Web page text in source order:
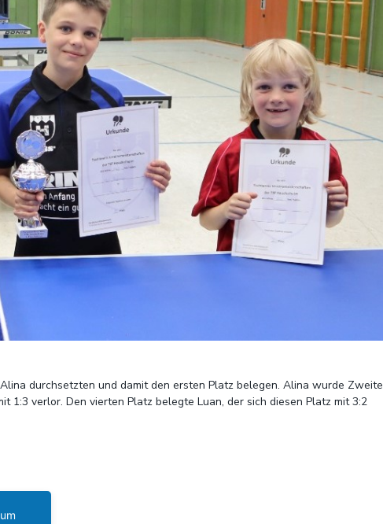
durchsetzten und damit den ersten Platz belegen. Alina wurde Zweite
1:3 verlor. Den vierten Platz belegte Luan, der sich diesen Platz mit 3:2